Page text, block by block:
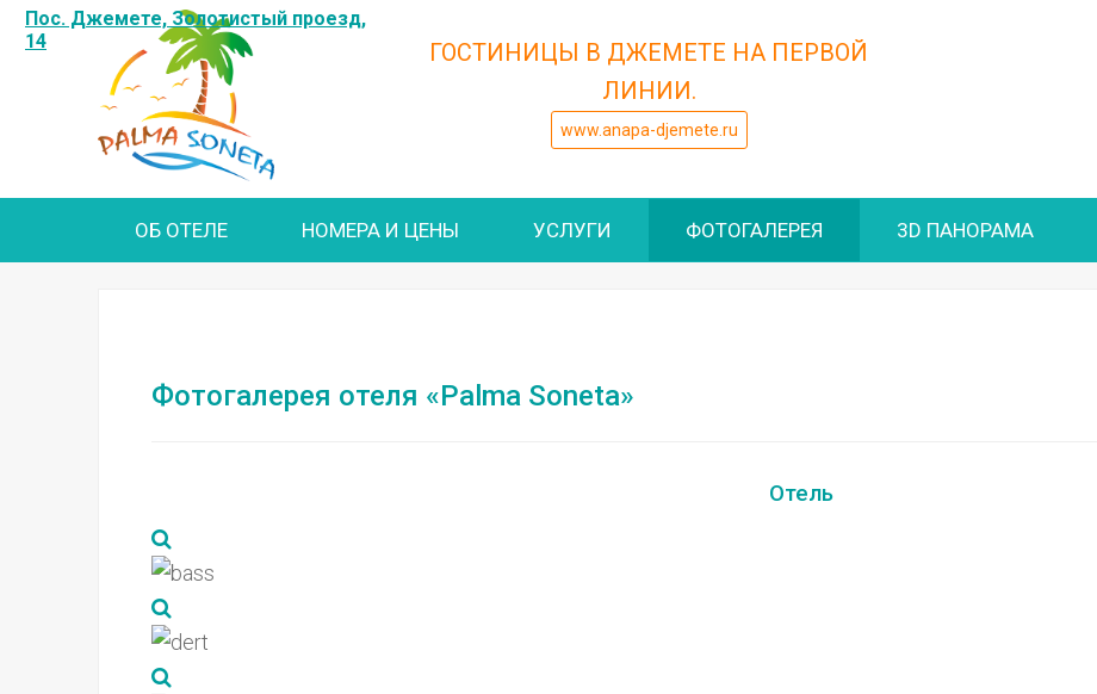
ГОСТИНИЦЫ В ДЖЕМЕТЕ НА ПЕРВОЙ
ЛИНИИ.
www.anapa-djemete.ru
Пос. Джемете, Золотистый проезд,
14
ОБ ОТЕЛЕ НОМЕРА И ЦЕНЫ УСЛУГИ ФОТОГАЛЕРЕЯ 3D ПАНОРАМА
Фотогалерея отеля «Palma Soneta»
Отель